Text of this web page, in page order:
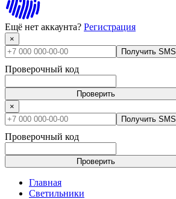
Ещё нет аккаунта? Регистрация
×
Получить SMS
Проверочный код
Проверить
×
Получить SMS
Проверочный код
Проверить
Главная
Светильники